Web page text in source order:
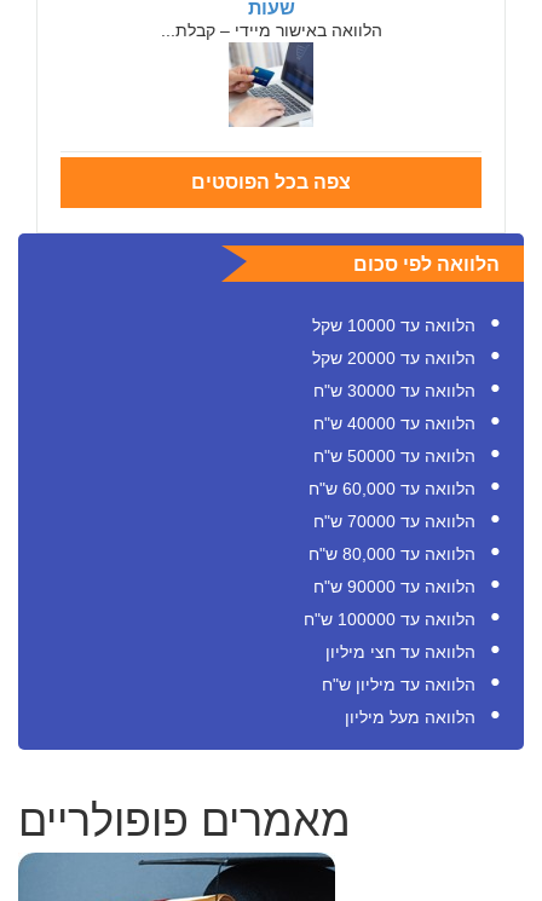
שעות
הלוואה באישור מיידי – קבלת...
צפה בכל הפוסטים
הלוואה לפי סכום
הלוואה עד 10000 שקל
הלוואה עד 20000 שקל
הלוואה עד 30000 ש"ח
הלוואה עד 40000 ש"ח
הלוואה עד 50000 ש"ח
הלוואה עד 60,000 ש"ח
הלוואה עד 70000 ש"ח
הלוואה עד 80,000 ש"ח
הלוואה עד 90000 ש"ח
הלוואה עד 100000 ש"ח
הלוואה עד חצי מיליון
הלוואה עד מיליון ש"ח
הלוואה מעל מיליון
מאמרים פופולריים